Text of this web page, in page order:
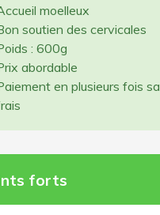
moelleux
soutien des cervicales
: 600g
abordable
en plusieurs fois
forts